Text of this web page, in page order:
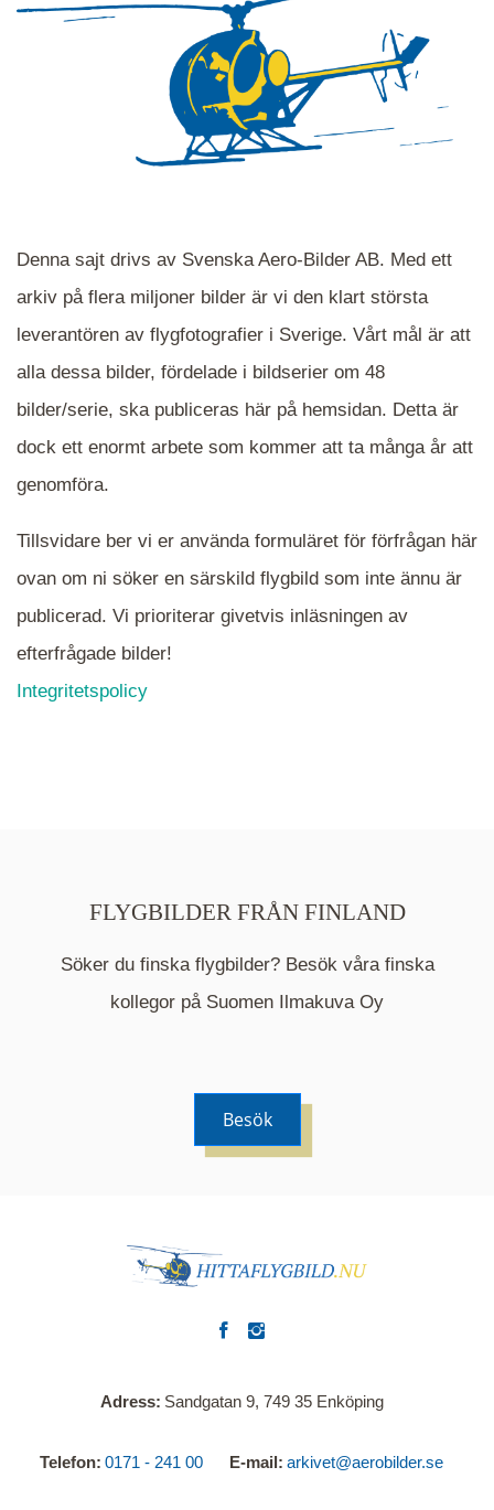
När du ser blåa, röda eller gröna mappar är det
en serie i varje. Dra i kartan för att komma
närmare det område Du söker och klicka på
mappen.
Mappen är en medelpunkt över fotat område och
kommer nu visa de fastigheter som finns just här.
Denna sajt drivs av Svenska Aero-Bilder AB. Med ett
arkiv på flera miljoner bilder är vi den klart största
leverantören av flygfotografier i Sverige. Vårt mål är att
alla dessa bilder, fördelade i bildserier om 48
bilder/serie, ska publiceras här på hemsidan. Detta är
dock ett enormt arbete som kommer att ta många år att
genomföra.
Tillsvidare ber vi er använda formuläret för förfrågan här
ovan om ni söker en särskild flygbild som inte ännu är
publicerad. Vi prioriterar givetvis inläsningen av
efterfrågade bilder!
Integritetspolicy
FLYGBILDER FRÅN FINLAND
Söker du finska flygbilder? Besök våra finska
kollegor på Suomen Ilmakuva Oy
Besök
Adress Sandgatan 9, 749 35 Enköping
Telefon 0171 - 241 00 E-mail arkivet@aerobilder.se